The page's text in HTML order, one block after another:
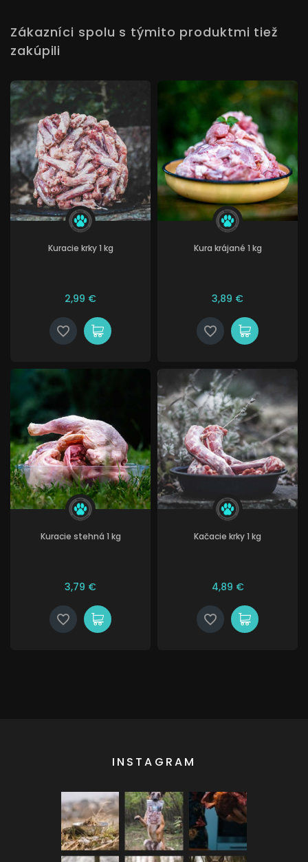
Zákazníci spolu s týmito produktmi tiež
zakúpili
Kuracie krky 1 kg
2,99 €
Kura krájané 1 kg
3,89 €
Kuracie stehná 1 kg
3,79 €
Kačacie krky 1 kg
4,89 €
INSTAGRAM